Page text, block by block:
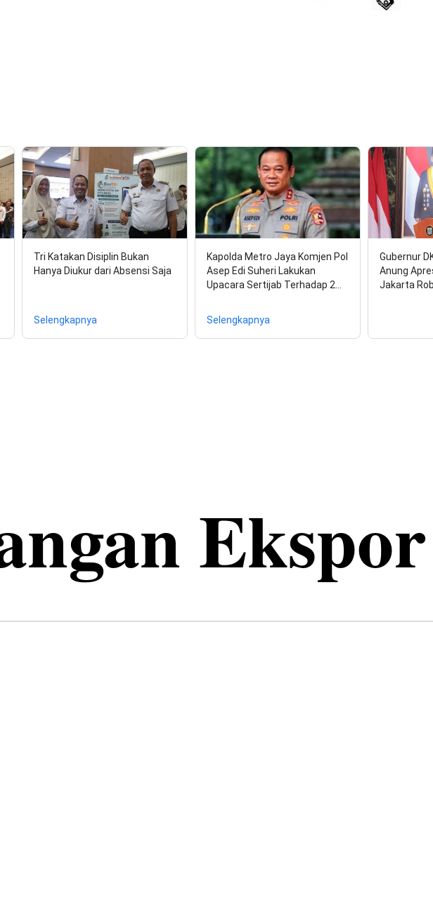
Tri Katakan Disiplin Bukan
Hanya Diukur dari Absensi Saja
Selengkapnya
Kapolda Metro Jaya Komjen Pol
Asep Edi Suheri Lakukan
Upacara Sertijab Terhadap 2…
Selengkapnya
Gubernur
Anung
Jakarta
Ekspor